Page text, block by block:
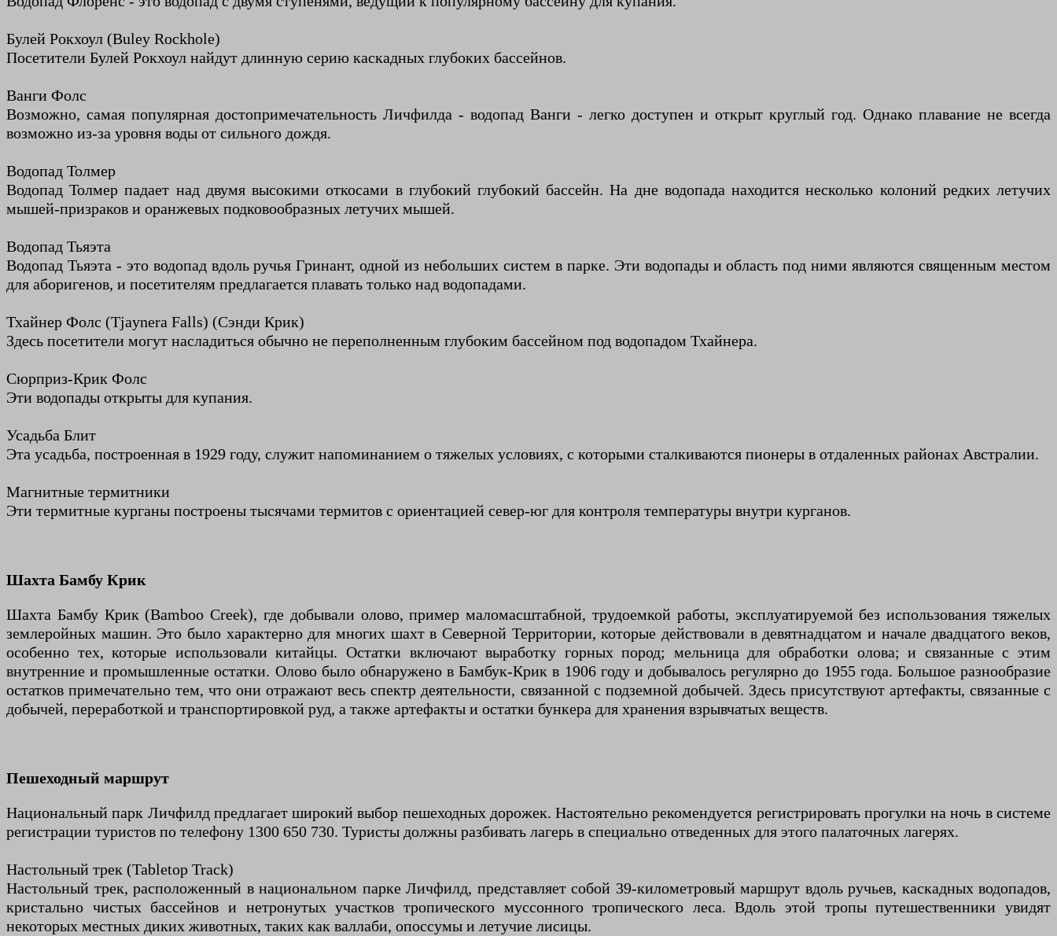
Булей Рокхоул (Buley Rockhole)
Посетители Булей Рокхоул найдут длинную серию каскадных глубоких бассейнов.
Ванги Фолс
Возможно, самая популярная достопримечательность Личфилда - водопад Ванги - легко доступен и открыт круглый год. Однако плавание не всегда
возможно из-за уровня воды от сильного дождя.
Водопад Толмер
Водопад Толмер падает над двумя высокими откосами в глубокий глубокий бассейн. На дне водопада находится несколько колоний редких летучих
мышей-призраков и оранжевых подковообразных летучих мышей.
Водопад Тьяэта
Водопад Тьяэта - это водопад вдоль ручья Гринант, одной из небольших систем в парке. Эти водопады и область под ними являются священным местом
для аборигенов, и посетителям предлагается плавать только над водопадами.
Тхайнер Фолс (Tjaynera Falls) (Сэнди Крик)
Здесь посетители могут насладиться обычно не переполненным глубоким бассейном под водопадом Тхайнера.
Сюрприз-Крик Фолс
Эти водопады открыты для купания.
Усадьба Блит
Эта усадьба, построенная в 1929 году, служит напоминанием о тяжелых условиях, с которыми сталкиваются пионеры в отдаленных районах Австралии.
Магнитные термитники
Эти термитные курганы построены тысячами термитов с ориентацией север-юг для контроля температуры внутри курганов.
Шахта Бамбу Крик
Шахта Бамбу Крик (Bamboo Creek), где добывали олово, пример маломасштабной, трудоемкой работы, эксплуатируемой без использования тяжелых
землеройных машин. Это было характерно для многих шахт в Северной Территории, которые действовали в девятнадцатом и начале двадцатого веков,
особенно тех, которые использовали китайцы. Остатки включают выработку горных пород; мельница для обработки олова; и связанные с этим
внутренние и промышленные остатки. Олово было обнаружено в Бамбук-Крик в 1906 году и добывалось регулярно до 1955 года. Большое разнообразие
остатков примечательно тем, что они отражают весь спектр деятельности, связанной с подземной добычей. Здесь присутствуют артефакты, связанные с
добычей, переработкой и транспортировкой руд, а также артефакты и остатки бункера для хранения взрывчатых веществ.
Пешеходный маршрут
Национальный парк Личфилд предлагает широкий выбор пешеходных дорожек. Настоятельно рекомендуется регистрировать прогулки на ночь в системе
регистрации туристов по телефону 1300 650 730. Туристы должны разбивать лагерь в специально отведенных для этого палаточных лагерях.
Настольный трек (Tabletop Track)
Настольный трек, расположенный в национальном парке Личфилд, представляет собой 39-километровый маршрут вдоль ручьев, каскадных водопадов,
кристально чистых бассейнов и нетронутых участков тропического муссонного тропического леса. Вдоль этой тропы путешественники увидят
некоторых местных диких животных, таких как валлаби, опоссумы и летучие лисицы.